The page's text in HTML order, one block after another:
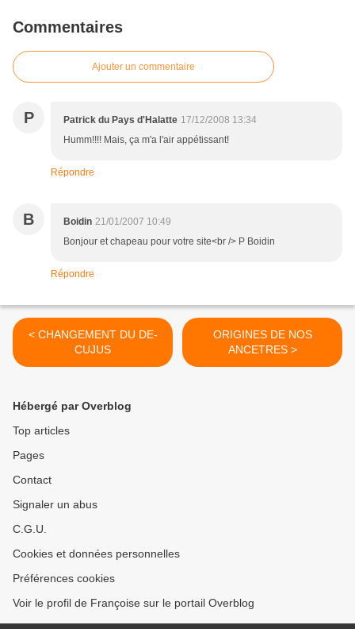
Commentaires
Ajouter un commentaire
P Patrick du Pays d'Halatte 17/12/2008 13:34
Humm!!!! Mais, ça m'a l'air appétissant!
Répondre
B Boidin 21/01/2007 10:49
Bonjour et chapeau pour votre site<br /> P Boidin
Répondre
< CHANGEMENT DU DE-
CUJUS
ORIGINES DE NOS
ANCETRES >
Hébergé par Overblog
Top articles
Pages
Contact
Signaler un abus
C.G.U.
Cookies et données personnelles
Préférences cookies
Voir le profil de Françoise sur le portail Overblog